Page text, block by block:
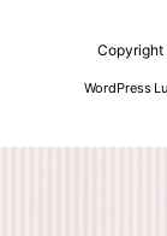
WordPress